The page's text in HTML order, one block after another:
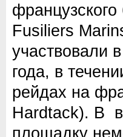
Fusiliers
участвовали
года, в
рейдах на
Hardtack). В
площадку